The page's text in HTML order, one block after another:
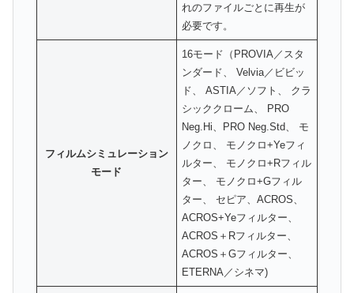
れのファイルごとに再生が
必要です。
フィルムシミュレーション
モード
16モード（PROVIA／スタ
ンダード、 Velvia／ビビッ
ド、 ASTIA／ソフト、 クラ
シッククローム、 PRO
Neg.Hi、PRO Neg.Std、 モ
ノクロ、 モノクロ+Yeフィ
ルター、 モノクロ+Rフィル
ター、 モノクロ+Gフィル
ター、 セピア、ACROS、
ACROS+Yeフィルター、
ACROS＋Rフィルター、
ACROS＋Gフィルター、
ETERNA／シネマ)